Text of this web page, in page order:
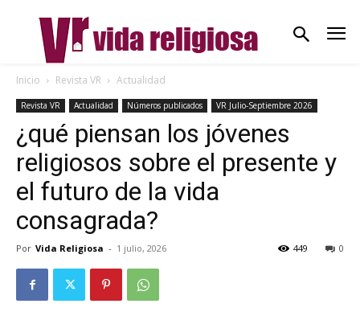
Inicio Revista VR Actualidad
Revista VR Actualidad Números publicados VR Julio-Septiembre 2026
¿qué piensan los jóvenes
religiosos sobre el presente y
el futuro de la vida
consagrada?
Por Vida Religiosa - 1 julio, 2026 0
449